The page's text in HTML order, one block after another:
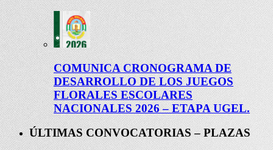
COMUNICA CRONOGRAMA DE
DESARROLLO DE LOS JUEGOS
FLORALES ESCOLARES
NACIONALES 2026 – ETAPA UGEL.
ÚLTIMAS CONVOCATORIAS – PLAZAS